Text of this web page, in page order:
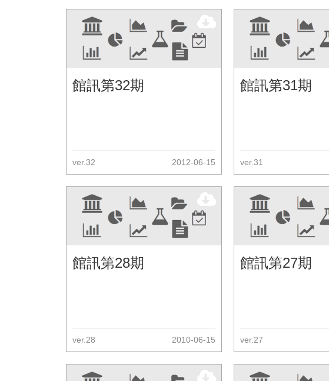
館訊第32期
ver.32 2012-06-15
館訊第31期
ver.31
館訊第28期
ver.28 2010-06-15
館訊第27期
ver.27